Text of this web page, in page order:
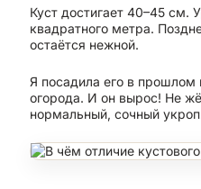
Куст достигает 40–45 см.
квадратного метра.
остаётся нежной.
Я посадила его в
огорода. И он вырос! Не
нормальный, сочный